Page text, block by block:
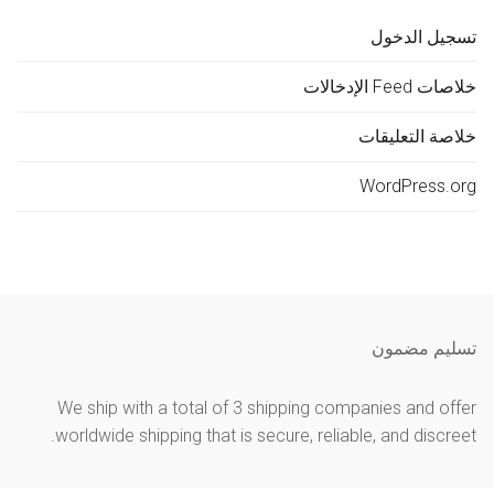
تسجيل الدخول
خلاصات Feed الإدخالات
خلاصة التعليقات
WordPress.org
تسليم مضمون
We ship with a total of 3 shipping companies and offer
worldwide shipping that is secure, reliable, and discreet.